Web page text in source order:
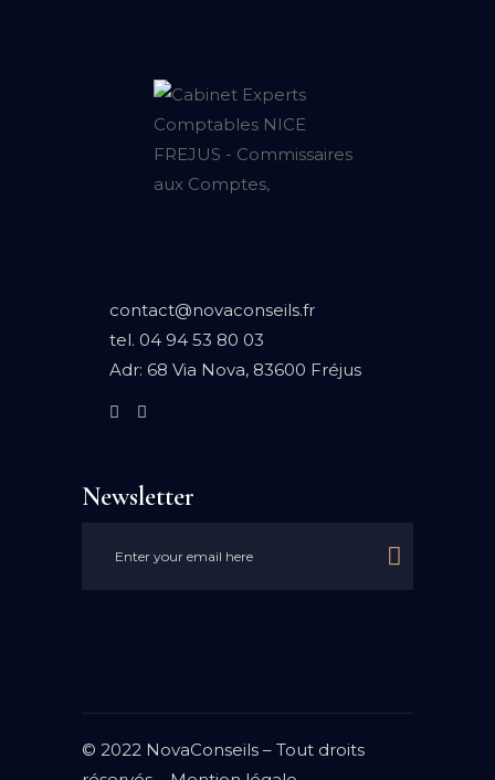
contact@novaconseils.fr
tel. 04 94 53 80 03
Adr: 68 Via Nova, 83600 Fréjus
Newsletter

© 2022 NovaConseils – Tout droits